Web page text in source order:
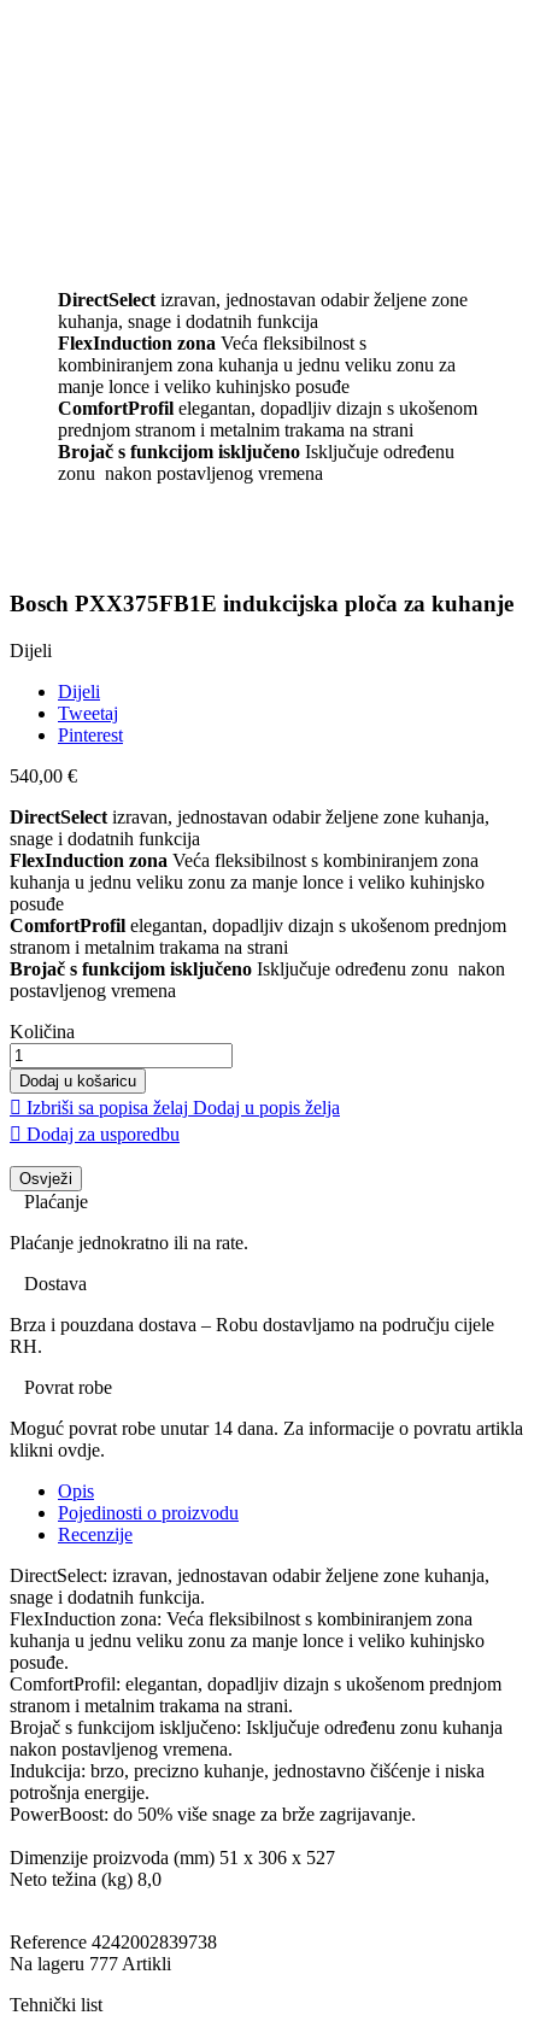
DirectSelect izravan, jednostavan odabir željene zone
kuhanja, snage i dodatnih funkcija
FlexInduction zona Veća fleksibilnost s
kombiniranjem zona kuhanja u jednu veliku zonu za
manje lonce i veliko kuhinjsko posuđe
ComfortProfil elegantan, dopadljiv dizajn s ukošenom
prednjom stranom i metalnim trakama na strani
Brojač s funkcijom isključeno Isključuje određenu
zonu nakon postavljenog vremena
Bosch PXX375FB1E indukcijska ploča za kuhanje
Dijeli
Dijeli
Tweetaj
Pinterest
540,00 €
DirectSelect izravan, jednostavan odabir željene zone kuhanja,
snage i dodatnih funkcija
FlexInduction zona Veća fleksibilnost s kombiniranjem zona
kuhanja u jednu veliku zonu za manje lonce i veliko kuhinjsko
posuđe
ComfortProfil elegantan, dopadljiv dizajn s ukošenom prednjom
stranom i metalnim trakama na strani
Brojač s funkcijom isključeno Isključuje određenu zonu nakon
postavljenog vremena
Količina
Dodaj u košaricu
 Izbriši sa popisa želaj Dodaj u popis želja
 Dodaj za usporedbu
Plaćanje
Plaćanje jednokratno ili na rate.
Dostava
Brza i pouzdana dostava – Robu dostavljamo na području cijele
RH.
Povrat robe
Moguć povrat robe unutar 14 dana. Za informacije o povratu artikla
klikni ovdje.
Opis
Pojedinosti o proizvodu
Recenzije
DirectSelect: izravan, jednostavan odabir željene zone kuhanja,
snage i dodatnih funkcija.
FlexInduction zona: Veća fleksibilnost s kombiniranjem zona
kuhanja u jednu veliku zonu za manje lonce i veliko kuhinjsko
posuđe.
ComfortProfil: elegantan, dopadljiv dizajn s ukošenom prednjom
stranom i metalnim trakama na strani.
Brojač s funkcijom isključeno: Isključuje određenu zonu kuhanja
nakon postavljenog vremena.
Indukcija: brzo, precizno kuhanje, jednostavno čišćenje i niska
potrošnja energije.
PowerBoost: do 50% više snage za brže zagrijavanje.
Dimenzije proizvoda (mm) 51 x 306 x 527
Neto težina (kg) 8,0
Reference 4242002839738
Na lageru 777 Artikli
Tehnički list